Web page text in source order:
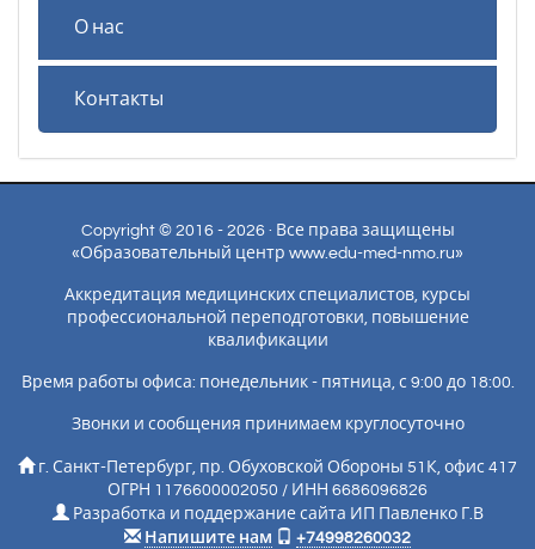
О нас
Контакты
Copyright © 2016 - 2026 · Все права защищены
«Образовательный центр www.edu-med-nmo.ru»
Аккредитация медицинских специалистов, курсы
профессиональной переподготовки, повышение
квалификации
Время работы офиса: понедельник - пятница, с 9:00 до 18:00.
Звонки и сообщения принимаем круглосуточно
г. Санкт-Петербург, пр. Обуховской Обороны 51К, офис 417
ОГРН 1176600002050 / ИНН 6686096826
Разработка и поддержание сайта ИП Павленко Г.В
Напишите нам
+74998260032